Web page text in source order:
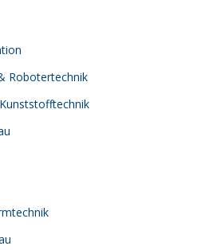
Robotertechnik